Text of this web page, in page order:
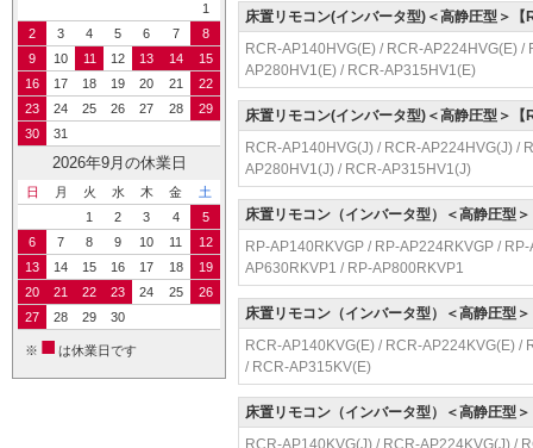
1
2
3 4 5 6 7
8
9
10 11 12 13 14
15
16
17 18 19 20 21
22
23
24 25 26 27 28
29
30
31
2026年9月の休業日
日 月 火 水 木 金
土
1
2 3 4
5
6
7 8 9 10 11
12
13
14 15 16 17 18
19
20
21 22 23 24 25
26
27
28 29 30
※ ■ は休業日です
床置リモコン(インバータ型)＜高静圧型＞
RCR-AP140HVG(E) / RCR-AP224HVG(E)
AP280HV1(E) / RCR-AP315HV1(E)
床置リモコン(インバータ型)＜高静圧型＞
RCR-AP140HVG(J) / RCR-AP224HVG(J) /
AP280HV1(J) / RCR-AP315HV1(J)
床置リモコン（インバータ型）＜高静圧型
RP-AP140RKVGP / RP-AP224RKVGP /
AP630RKVP1 / RP-AP800RKVP1
床置リモコン（インバータ型）＜高静圧型
RCR-AP140KVG(E) / RCR-AP224KVG(E)
/ RCR-AP315KV(E)
床置リモコン（インバータ型）＜高静圧型
RCR-AP140KVG(J) / RCR-AP224KVG(J) /